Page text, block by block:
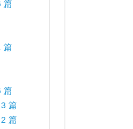
2 篇
3 篇
篇
篇
篇